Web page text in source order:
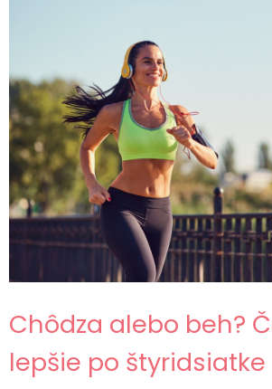
Chôdza alebo beh?
lepšie po štyridsiatke